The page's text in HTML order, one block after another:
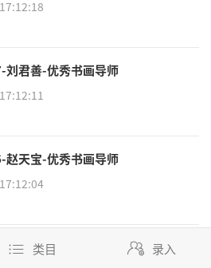
刘君善-优秀书画导师
赵天宝-优秀书画导师
黄锦华（黄汕）-优秀书画导师
类目 录入